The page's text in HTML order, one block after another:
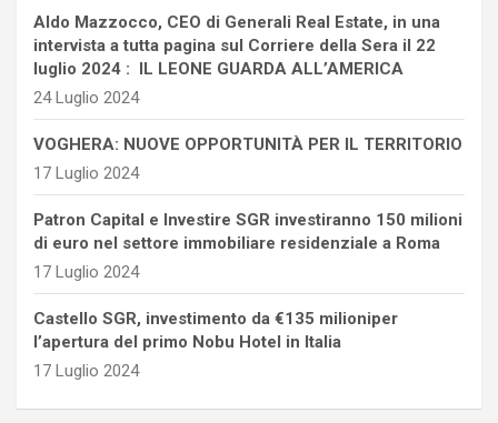
Aldo Mazzocco, CEO di Generali Real Estate, in una
intervista a tutta pagina sul Corriere della Sera il 22
luglio 2024 : IL LEONE GUARDA ALL’AMERICA
24 Luglio 2024
VOGHERA: NUOVE OPPORTUNITÀ PER IL TERRITORIO
17 Luglio 2024
Patron Capital e Investire SGR investiranno 150 milioni
di euro nel settore immobiliare residenziale a Roma
17 Luglio 2024
Castello SGR, investimento da €135 milioniper
l’apertura del primo Nobu Hotel in Italia
17 Luglio 2024